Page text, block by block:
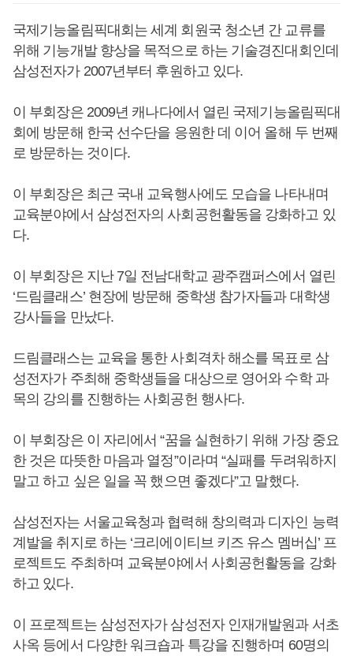
국제기능올림픽대회는 세계 회원국 청소년 간 교류를
위해 기능개발 향상을 목적으로 하는 기술경진대회인데
삼성전자가 2007년부터 후원하고 있다.
이 부회장은 2009년 캐나다에서 열린 국제기능올림픽대
회에 방문해 한국 선수단을 응원한 데 이어 올해 두 번째
로 방문하는 것이다.
이 부회장은 최근 국내 교육행사에도 모습을 나타내며
교육분야에서 삼성전자의 사회공헌활동을 강화하고 있
다.
이 부회장은 지난 7일 전남대학교 광주캠퍼스에서 열린
‘드림클래스’ 현장에 방문해 중학생 참가자들과 대학생
강사들을 만났다.
드림클래스는 교육을 통한 사회격차 해소를 목표로 삼
성전자가 주최해 중학생들을 대상으로 영어와 수학 과
목의 강의를 진행하는 사회공헌 행사다.
이 부회장은 이 자리에서 “꿈을 실현하기 위해 가장 중요
한 것은 따뜻한 마음과 열정”이라며 “실패를 두려워하지
말고 하고 싶은 일을 꼭 했으면 좋겠다”고 말했다.
삼성전자는 서울교육청과 협력해 창의력과 디자인 능력
계발을 취지로 하는 ‘크리에이티브 키즈 유스 멤버십’ 프
로젝트도 주최하며 교육분야에서 사회공헌활동을 강화
하고 있다.
이 프로젝트는 삼성전자가 삼성전자 인재개발원과 서초
사옥 등에서 다양한 워크숍과 특강을 진행하며 60명의